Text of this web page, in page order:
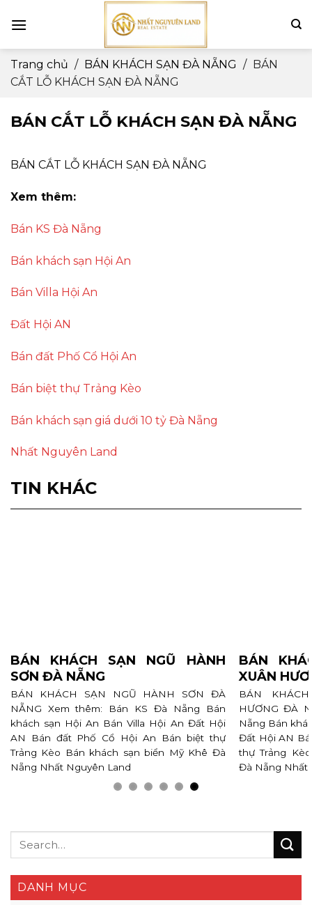
Trang chủ / BÁN KHÁCH SẠN ĐÀ NẴNG / BÁN
CẮT LỖ KHÁCH SẠN ĐÀ NẴNG
BÁN CẮT LỖ KHÁCH SẠN ĐÀ NẴNG
BÁN CẮT LỖ KHÁCH SẠN ĐÀ NẴNG
Xem thêm:
Bán KS Đà Nẵng
Bán khách sạn Hội An
Bán Villa Hội An
Đất Hội AN
Bán đất Phố Cổ Hội An
Bán biệt thự Trảng Kèo
Bán khách sạn giá dưới 10 tỷ Đà Nẵng
Nhất Nguyên Land
TIN KHÁC
BÁN KHÁCH SẠN NGŨ HÀNH
SƠN ĐÀ NẴNG
BÁN KHÁCH SẠN NGŨ HÀNH SƠN ĐÀ
NẴNG Xem thêm: Bán KS Đà Nẵng Bán
khách sạn Hội An Bán Villa Hội An Đất Hội
AN Bán đất Phố Cổ Hội An Bán biệt thự
Trảng Kèo Bán khách sạn biển Mỹ Khê Đà
Nẵng Nhất Nguyên Land
BÁN
XUÂN
BÁN
HƯƠNG ĐÀ
Nẵng Bán
Đất Hội AN
thự Trảng
Đà Nẵng Nhất
DANH MỤC